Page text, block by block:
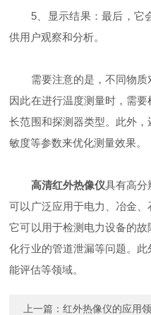
5、显示结果：最后，它会
供用户观察和分析。
需要注意的是，不同物质
因此在进行温度测量时，需
长范围和探测器类型。此外
敏度等参数来优化测量效果。
高清红外热像仪具有高分
可以广泛应用于电力、冶金、
它可以用于检测电力设备的
化行业的管道泄漏等问题。
能评估等领域。
上一篇：红外热像仪的应用